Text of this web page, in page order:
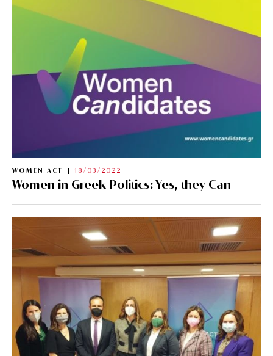
WOMEN ACT 18/03/2022
Women in Greek Politics: Yes, they Can